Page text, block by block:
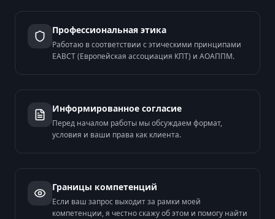
Профессиональная этика
Работаю в соответствии с этическими принципами
EABCT (Европейская ассоциация КПТ) и АОАППМ.
Информированное согласие
Перед началом работы мы обсуждаем формат,
условия и ваши права как клиента.
Границы компетенций
Если ваш запрос выходит за рамки моей
компетенции, я честно скажу об этом и помогу найти